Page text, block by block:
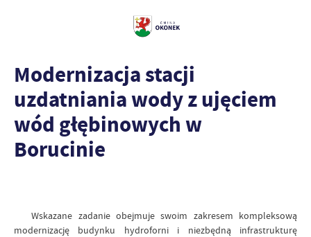
Modernizacja stacji
uzdatniania wody z ujęciem
wód głębinowych w
Borucinie
Wskazane zadanie obejmuje swoim zakresem kompleksową
modernizację budynku hydroforni i niezbędną infrastrukturę